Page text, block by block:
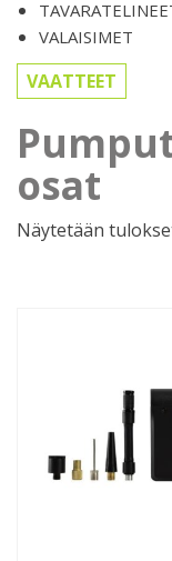
VALAISIMET
VAATTEET
osat
Näytetään